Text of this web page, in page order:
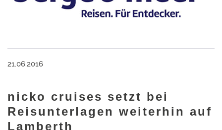
21.06.2016
nicko cruises setzt bei
Reisunterlagen weiterhin auf
Lamberth